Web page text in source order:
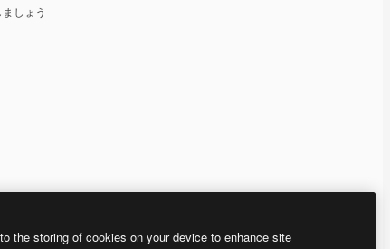
しょう
the storing of cookies on your device to enhance site